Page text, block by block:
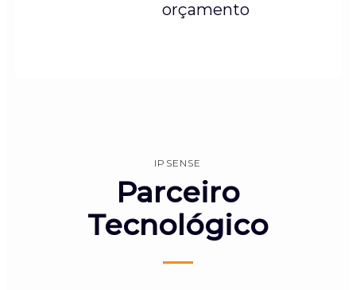
orçamento
IPSENSE
Parceiro
Tecnológico